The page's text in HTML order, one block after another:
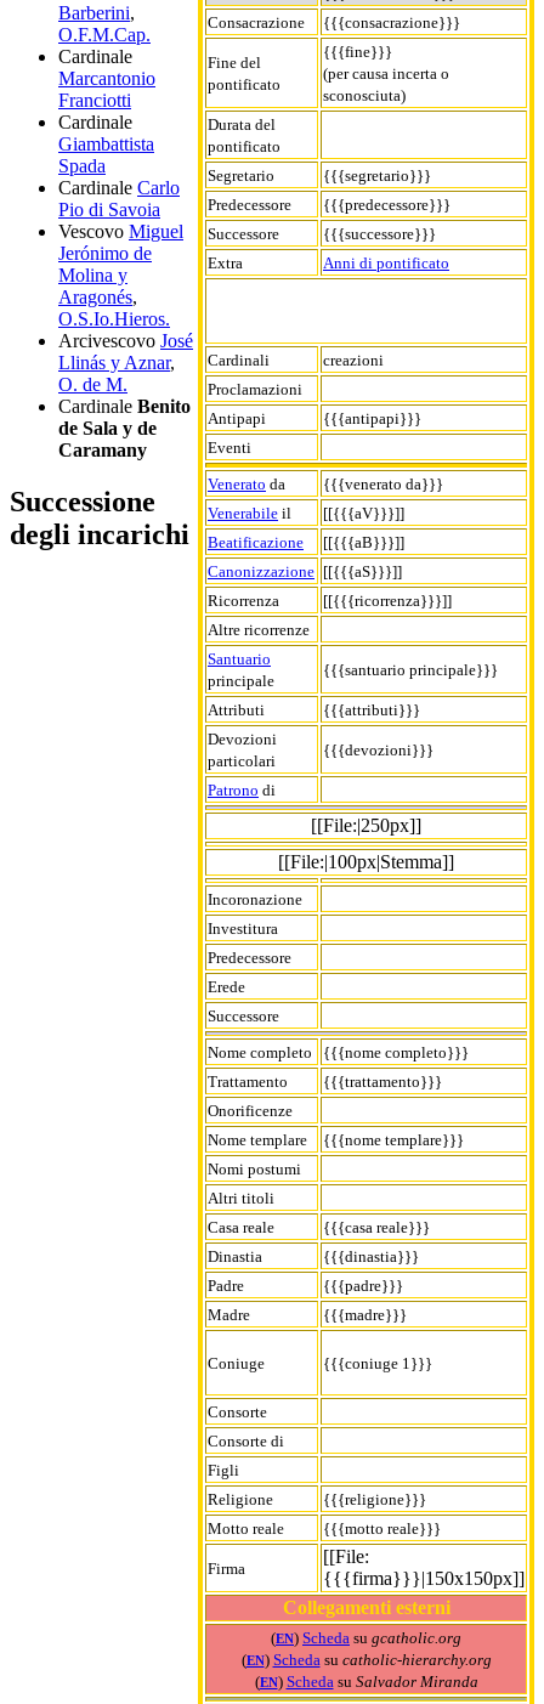
Consacrazione
{{{consacrazione}}}
Fine del
pontificato
{{{fine}}}
(per causa incerta o
sconosciuta)
Durata del
pontificato
Segretario
{{{segretario}}}
Predecessore
{{{predecessore}}}
Successore
{{{successore}}}
Extra
Anni di pontificato
Cardinali
creazioni
Proclamazioni
Antipapi
{{{antipapi}}}
Eventi
Venerato da
{{{venerato da}}}
Venerabile il
[[{{{aV}}}]]
Beatificazione
[[{{{aB}}}]]
Canonizzazione [[{{{aS}}}]]
Ricorrenza
[[{{{ricorrenza}}}]]
Altre ricorrenze
Santuario
principale
{{{santuario principale}}}
Attributi
{{{attributi}}}
Devozioni
particolari
{{{devozioni}}}
Patrono di
[[File:|250px]]
[[File:|100px|Stemma]]
Incoronazione
Investitura
Predecessore
Erede
Successore
Nome completo
{{{nome completo}}}
Trattamento
{{{trattamento}}}
Onorificenze
Nome templare
{{{nome templare}}}
Nomi postumi
Altri titoli
Casa reale
{{{casa reale}}}
Dinastia
{{{dinastia}}}
Padre
{{{padre}}}
Madre
{{{madre}}}
Coniuge {{{coniuge 1}}}
Consorte
Consorte di
Figli
Religione
{{{religione}}}
Motto reale
{{{motto reale}}}
Firma
[[File:
{{{firma}}}|150x150px]]
Collegamenti esterni
(EN) Scheda su gcatholic.org
(EN) Scheda su catholic-hierarchy.org
(EN) Scheda su Salvador Miranda
Barberini,
O.F.M.Cap.
Cardinale
Marcantonio
Franciotti
Cardinale
Giambattista
Spada
Cardinale Carlo
Pio di Savoia
Vescovo Miguel
Jerónimo de
Molina y
Aragonés,
O.S.Io.Hieros.
Arcivescovo José
Llinás y Aznar,
O. de M.
Cardinale Benito
de Sala y de
Caramany
Successione
degli incarichi